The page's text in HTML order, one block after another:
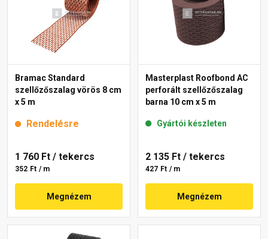
Bramac Standard
szellőzőszalag vörös 8 cm
x 5 m
Rendelésre
1 760 Ft / tekercs
352 Ft / m
Megnézem
Masterplast Roofbond AC
perforált szellőzőszalag
barna 10 cm x 5 m
Gyártói készleten
2 135 Ft / tekercs
427 Ft / m
Megnézem